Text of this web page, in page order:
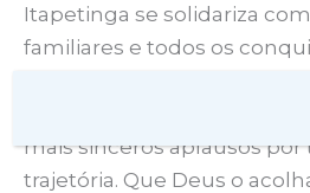
Itapetinga se solidariza
familiares e todos os
mais sinceros aplausos por
trajetória. Que Deus o